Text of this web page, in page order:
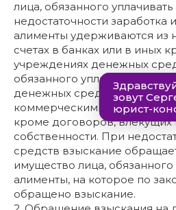
лица, обязанного
недостаточности заработка
алименты удерживаются из
счетах в банках или в иных
учреждениях денежных
обязанного уплачивать
денежных средств,
коммерческим и
кроме договоров, влекущих
собственности. При
средств взыскание
имущество лица, обязанного
алименты, на которое по
обращено взыскание.